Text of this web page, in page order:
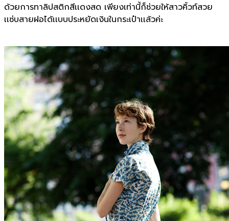
ด้วยการทาลิปสติกสีเเดงสด เพียงเท่านี้ก็ช่วยให้สาวคิ้วท์สวย
เเซ่บสายฝอได้เเบบประหยัดเงินในกระเป๋าเเล้วค่ะ